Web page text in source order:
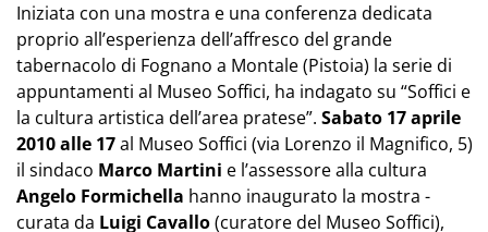
Iniziata con una mostra e una conferenza dedicata
proprio all’esperienza dell’affresco del grande
tabernacolo di Fognano a Montale (Pistoia) la serie di
appuntamenti al Museo Soffici, ha indagato su “Soffici e
la cultura artistica dell’area pratese”. Sabato 17 aprile
2010 alle 17al Museo Soffici (via Lorenzo il Magnifico, 5)
il sindaco Marco Martini e l’assessore alla cultura
Angelo Formichella hanno inaugurato la mostra -
curata da Luigi Cavallo(curatore del Museo Soffici),